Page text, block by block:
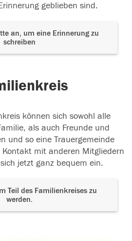
geblieben sind.
an, um eine Erinnerung zu
schreiben
können sich sowohl alle
als auch Freunde und
und so eine Trauergemeinde
Kontakt mit anderen Mitgliedern
jetzt ganz bequem ein.
Teil des Familienkreises zu
werden.